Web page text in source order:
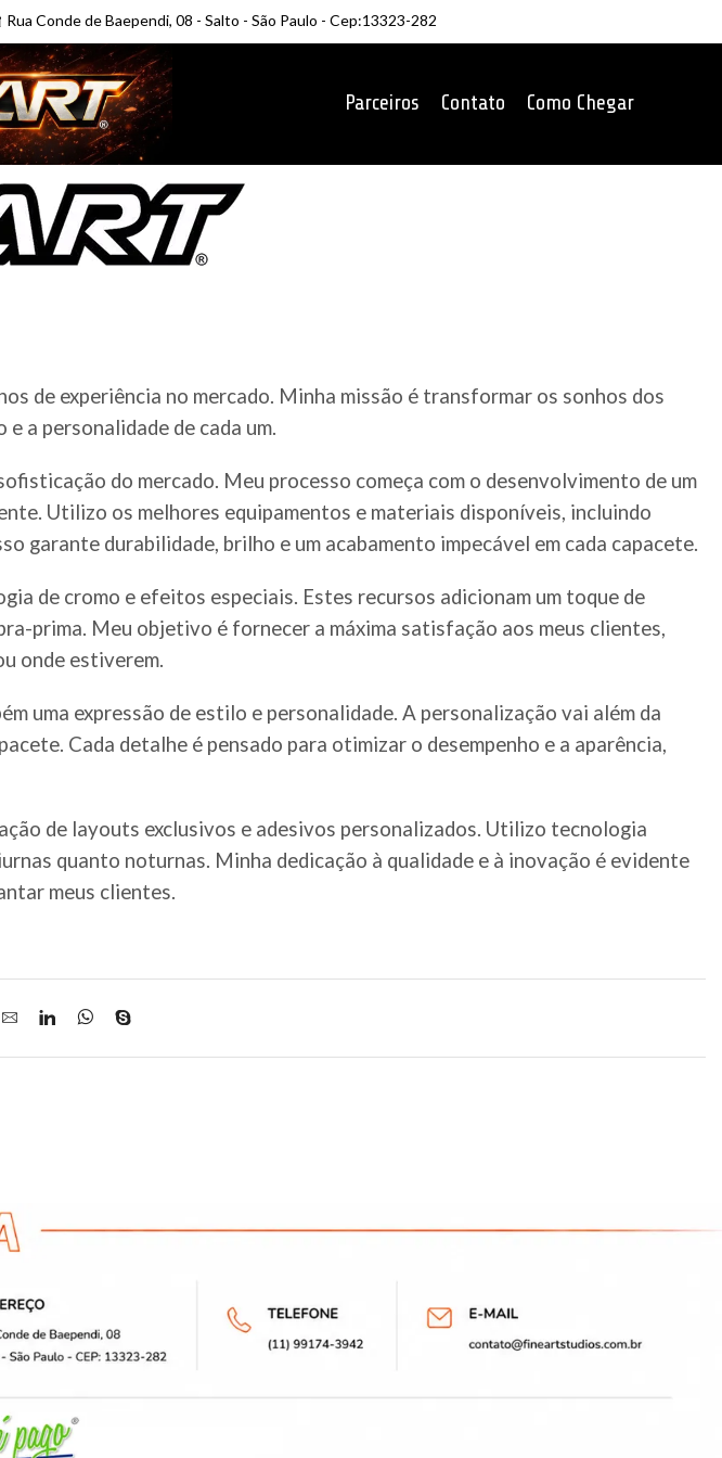
Rua Conde de Baependi, 08 - Salto - São Paulo - Cep:13323-282
Parceiros Contato Como Chegar
de experiência no mercado. Minha missão é transformar os sonhos dos
a personalidade de cada um.
do mercado. Meu processo começa com o desenvolvimento de um
Utilizo os melhores equipamentos e materiais disponíveis, incluindo
garante durabilidade, brilho e um acabamento impecável em cada capacete.
de cromo e efeitos especiais. Estes recursos adicionam um toque de
prima. Meu objetivo é fornecer a máxima satisfação aos meus clientes,
onde estiverem.
uma expressão de estilo e personalidade. A personalização vai além da
Cada detalhe é pensado para otimizar o desempenho e a aparência,
de layouts exclusivos e adesivos personalizados. Utilizo tecnologia
quanto noturnas. Minha dedicação à qualidade e à inovação é evidente
meus clientes.